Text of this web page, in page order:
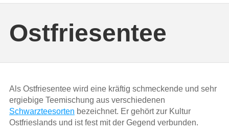
Ostfriesentee
Als Ostfriesentee wird eine kräftig schmeckende und sehr
ergiebige Teemischung aus verschiedenen
Schwarzteesorten bezeichnet. Er gehört zur Kultur
Ostfrieslands und ist fest mit der Gegend verbunden.